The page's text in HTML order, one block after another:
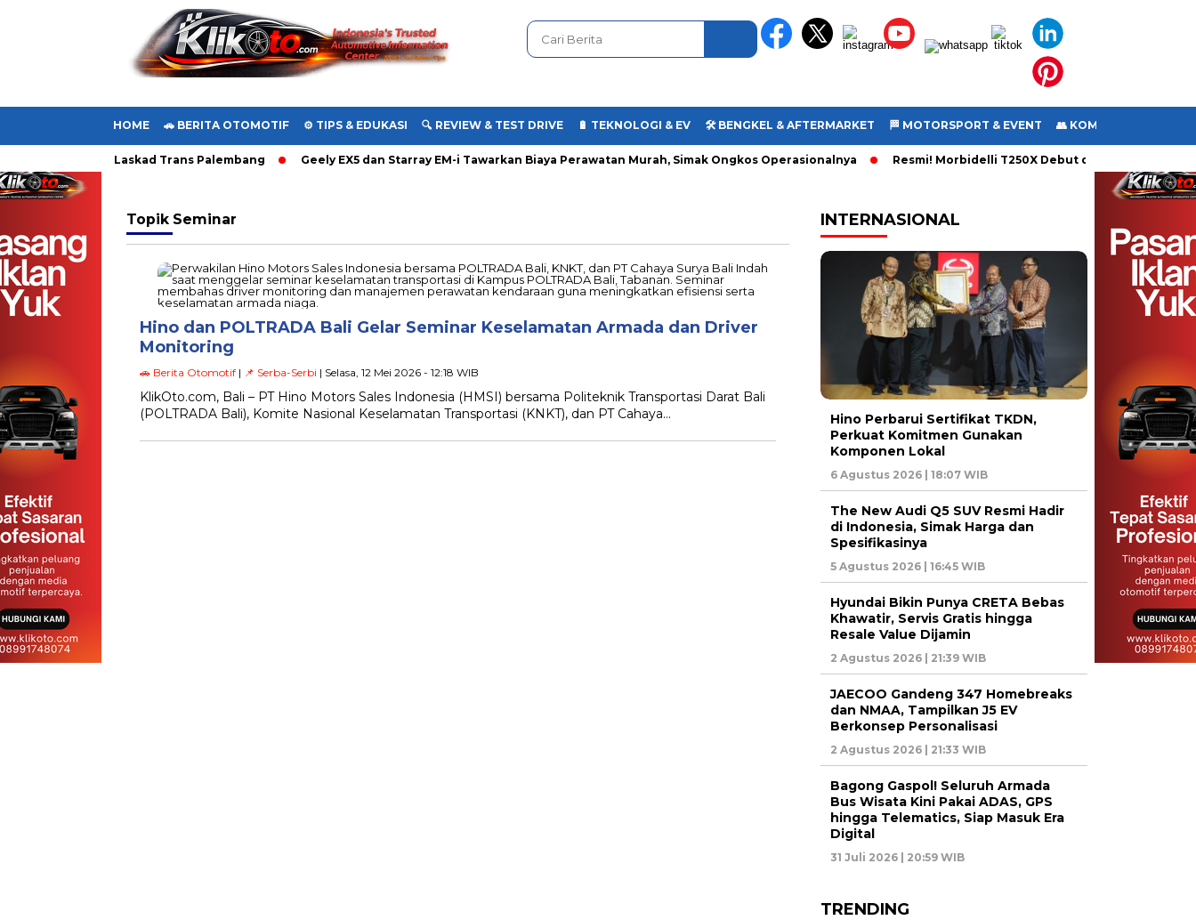
HOME 🚗 BERITA OTOMOTIF ⚙️ TIPS & EDUKASI 🔍 REVIEW & TEST DRIVE 🔋 TEKNOLOGI & EV 🛠️ BENGKEL & AFTERMARKET 🏁 MOTORSPORT & EVENT 👥 KOMUNITAS
AT Euro4 ke Laskad Trans Palembang Geely EX5 dan Starray EM-i Tawarkan Biaya Perawatan Murah, Simak Ongkos Operasionalnya Resmi! Morbidelli T250X Debut di Jakarta Fair 2026,
Topik Seminar
Hino dan POLTRADA Bali Gelar Seminar Keselamatan Armada dan Driver
Monitoring
🚗 Berita Otomotif | 📌 Serba-Serbi | Selasa, 12 Mei 2026 - 12:18 WIB
KlikOto.com, Bali – PT Hino Motors Sales Indonesia (HMSI) bersama Politeknik Transportasi Darat Bali
(POLTRADA Bali), Komite Nasional Keselamatan Transportasi (KNKT), dan PT Cahaya…
INTERNASIONAL
Hino Perbarui Sertifikat TKDN,
Perkuat Komitmen Gunakan
Komponen Lokal
6 Agustus 2026 | 18:07 WIB
The New Audi Q5 SUV Resmi Hadir
di Indonesia, Simak Harga dan
Spesifikasinya
5 Agustus 2026 | 16:45 WIB
Hyundai Bikin Punya CRETA Bebas
Khawatir, Servis Gratis hingga
Resale Value Dijamin
2 Agustus 2026 | 21:39 WIB
JAECOO Gandeng 347 Homebreaks
dan NMAA, Tampilkan J5 EV
Berkonsep Personalisasi
2 Agustus 2026 | 21:33 WIB
Bagong Gaspol! Seluruh Armada
Bus Wisata Kini Pakai ADAS, GPS
hingga Telematics, Siap Masuk Era
Digital
31 Juli 2026 | 20:59 WIB
TRENDING